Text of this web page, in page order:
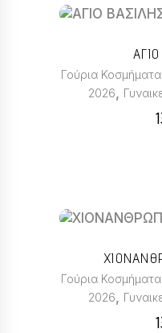
Γούρια
2026,
Γούρια
2026